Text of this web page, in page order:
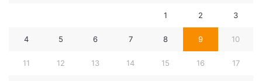
1 2 3
4 5 6 7 8 9 10
11 12 13 14 15 16 17